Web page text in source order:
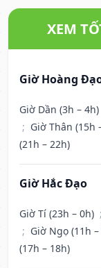
XEM
Giờ Hoàng
Giờ Dần (3h – 4h)
; Giờ Thân (15h
(21h – 22h)
Giờ Hắc Đạo
Giờ Tí (23h – 0h) ;
; Giờ Ngọ (11h
(17h – 18h)